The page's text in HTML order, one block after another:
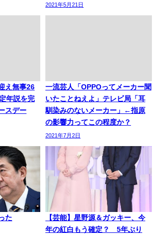
2021年5月21日
え無事26
年説を完
スデー
一流芸人「OPPOってメーカー聞
いたことねえよ」テレビ局「耳
馴染みのないメーカー」←指原
の影響力ってこの程度か？
2021年7月2日
た
【芸能】星野源＆ガッキー、今
年の紅白もう確定？ 5年ぶり